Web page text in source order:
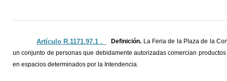
Artículo R.1171.97.1 ._ Definición. La Feria de la Plaza de la
un conjunto de personas que debidamente autorizadas comercian
en espacios determinados por la Intendencia.